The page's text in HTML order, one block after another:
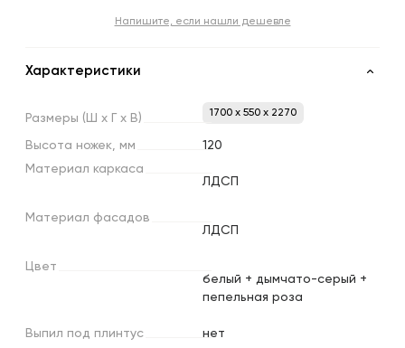
Напишите, если нашли дешевле
Характеристики
Размеры (Ш х х В) 1700 x 550 x 2270
Высота ножек, мм
120
Материал каркаса
ЛДСП
Материал фасадов
ЛДСП
Цвет
белый + дымчато-серый +
пепельная роза
Выпил под плинтус
нет